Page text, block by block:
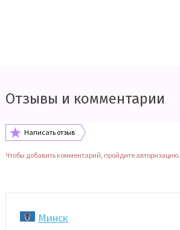
Отзывы и комментарии
Написать отзыв
Чтобы добавить комментарий, пройдите авторизацию.
Минск